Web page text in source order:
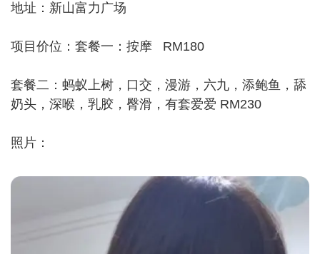
地址：新山富力广场
项目价位：套餐一：按摩 RM180
套餐二：蚂蚁上树，口交，漫游，六九，添鲍鱼，舔
奶头，深喉，乳胶，臀滑，有套爱爱 RM230
照片：